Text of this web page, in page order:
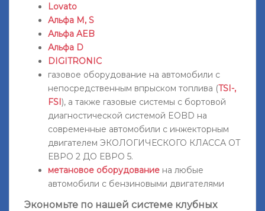
Lovato
Альфа М, S
Альфа AEB
Альфа D
DIGITRONIC
газовое оборудование на автомобили с
непосредственным впрыском топлива (TSI-,
FSI), а также газовые системы с бортовой
диагностической системой EOBD на
современные автомобили с инжекторным
двигателем ЭКОЛОГИЧЕСКОГО КЛАССА ОТ
ЕВРО 2 ДО ЕВРО 5.
метановое оборудование на любые
автомобили с бензиновыми двигателями
Экономьте по нашей системе клубных